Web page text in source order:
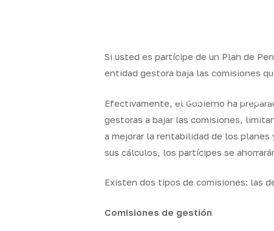
Quality
Si usted es partícipe de un Plan de
entidad gestora baja las comisiones
Efectivamente, el Gobierno ha
gestoras a bajar las comisiones,
a mejorar la rentabilidad de los
sus cálculos, los partícipes se
Existen dos tipos de comisiones: las
Comisiones de gestión